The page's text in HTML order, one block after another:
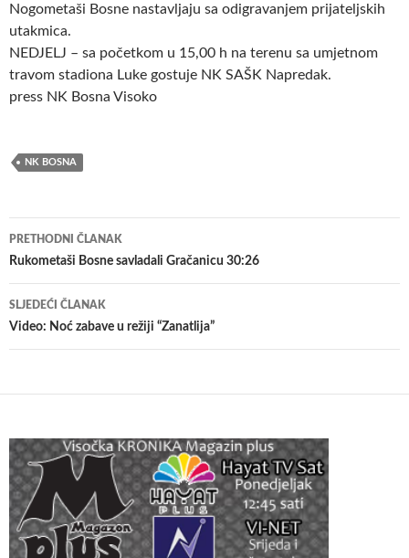
Nogometaši Bosne nastavljaju sa odigravanjem prijateljskih
utakmica.
NEDJELJ – sa početkom u 15,00 h na terenu sa umjetnom
travom stadiona Luke gostuje NK SAŠK Napredak.
press NK Bosna Visoko
NK BOSNA
Navigacija
članaka
PRETHODNI ČLANAK
Rukometaši Bosne savladali Gračanicu 30:26
SLJEDEĆI ČLANAK
Video: Noć zabave u režiji “Zanatlija”